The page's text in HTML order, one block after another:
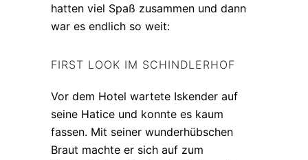
hatten viel Spaß zusammen und dann
war es endlich so weit:
FIRST LOOK IM SCHINDLERHOF
Vor dem Hotel wartete Iskender auf
seine Hatice und konnte es kaum
fassen. Mit seiner wunderhübschen
Braut machte er sich auf zum